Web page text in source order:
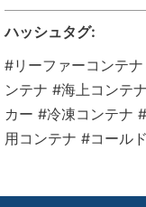
ハッシュタグ:
#リーファーコンテ
ンテナ #海上コンテ
カー #冷凍コンテナ
用コンテナ #コール